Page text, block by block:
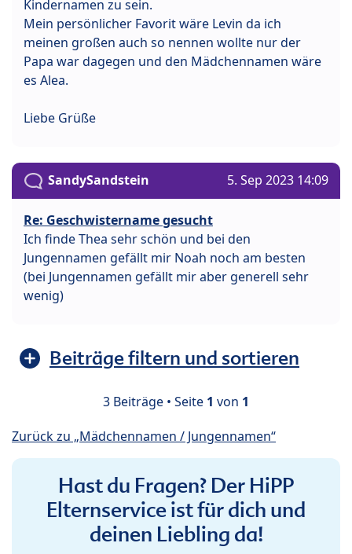
Kindernamen zu sein.
Mein persönlicher Favorit wäre Levin da ich
meinen großen auch so nennen wollte nur der
Papa war dagegen und den Mädchennamen wäre
es Alea.
Liebe Grüße
SandySandstein 5. Sep 2023 14:09
Re: Geschwistername gesucht
Ich finde Thea sehr schön und bei den
Jungennamen gefällt mir Noah noch am besten
(bei Jungennamen gefällt mir aber generell sehr
wenig)
Beiträge filtern und sortieren
3 Beiträge • Seite 1 von 1
Zurück zu „Mädchennamen / Jungennamen“
Hast du Fragen? Der HiPP
Elternservice ist für dich und
deinen Liebling da!